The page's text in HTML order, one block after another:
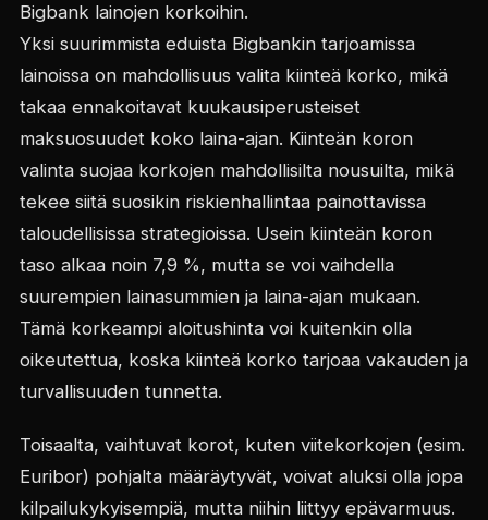
Bigbank lainojen korkoihin.
Yksi suurimmista eduista Bigbankin tarjoamissa
lainoissa on mahdollisuus valita kiinteä korko, mikä
takaa ennakoitavat kuukausiperusteiset
maksuosuudet koko laina-ajan. Kiinteän koron
valinta suojaa korkojen mahdollisilta nousuilta, mikä
tekee siitä suosikin riskienhallintaa painottavissa
taloudellisissa strategioissa. Usein kiinteän koron
taso alkaa noin 7,9 %, mutta se voi vaihdella
suurempien lainasummien ja laina-ajan mukaan.
Tämä korkeampi aloitushinta voi kuitenkin olla
oikeutettua, koska kiinteä korko tarjoaa vakauden ja
turvallisuuden tunnetta.
Toisaalta, vaihtuvat korot, kuten viitekorkojen (esim.
Euribor) pohjalta määräytyvät, voivat aluksi olla jopa
kilpailukykyisempiä, mutta niihin liittyy epävarmuus.